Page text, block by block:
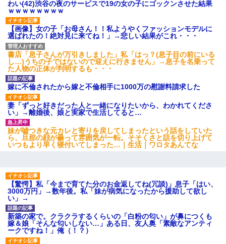
わい(42)渋谷の夜のサービスで19の女の子にゴックンさせた結果
ｗｗｗｗｗｗｗｗ
【画像】女の子「お母さん！！私ようやくファッションモデルに
選ばれたの！絶対見に来てね！」→悲しい結果がこれ・・・
書店「息子さんが万引きしました」私「はっ？(息子目の前にいる
し…)うちの子ではないので迎えに行きません」→息子を名乗って
た人物の正体が判明するも・・・
嫁に不倫されたから嫁と不倫相手に1000万の慰謝料請求した
妻「ずっと好きだった人と一緒になりたいから、わかれてくださ
い」→離婚後、娘と実家で生活してると…
妹が嘘つきな元カレと寄りを戻してしまったという話をしていた
ら、旦那の顔が曇って雰囲気が一転。そそくさと話を切り上げて
いつもより早く寝付いてしまった…｜生活｜ワロタあんてな
【驚愕】私「今まで育てた分のお金返してね(冗談)」息子「はい、
3000万円」→数年後。私「妹が病気になったから援助して欲し
い」→
新築の家で。クラクラするくらいの「白粉の匂い」が鼻につくも
嫁＆娘「そんな匂いしない…」ある日、友人奥「素敵なアンティ
ークですね！」俺（！？）